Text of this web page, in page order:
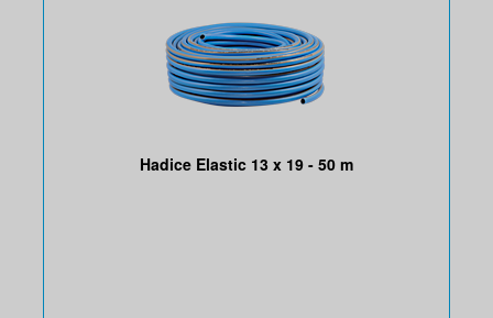
Hadice Elastic 13 x 19 - 50 m